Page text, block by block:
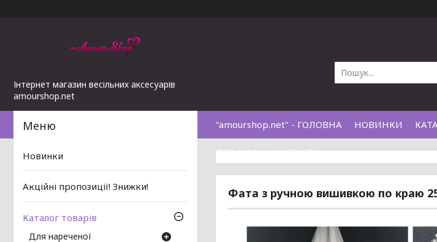
Інтернет магазин весільних аксесуарів
amourshop.net
"amourshop.net" - ГОЛОВНА НОВИНКИ
ПРО НАС КОНТАКТИ
Фата з ручною вишивкою по краю
Новинки
Акційні пропозиції! Знижки!
Каталог товарів
Для нареченої